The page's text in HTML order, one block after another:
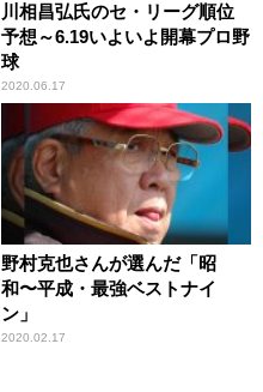
川相昌弘氏のセ・リーグ順位
予想～6.19いよいよ開幕プロ野
球
2020.06.17
野村克也さんが選んだ「昭
和〜平成・最強ベストナイ
ン」
2020.02.17